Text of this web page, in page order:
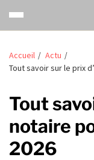
Accueil
Actu
Tout savoir sur le prix
Tout
notaire
2026